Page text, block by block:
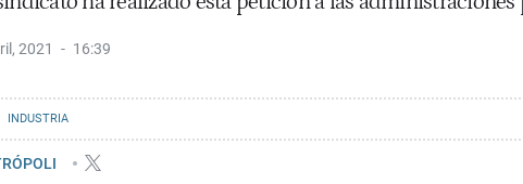
2021 16:39
INDUSTRIA